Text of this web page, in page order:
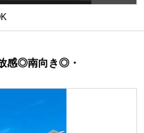
感◎南向き◎・